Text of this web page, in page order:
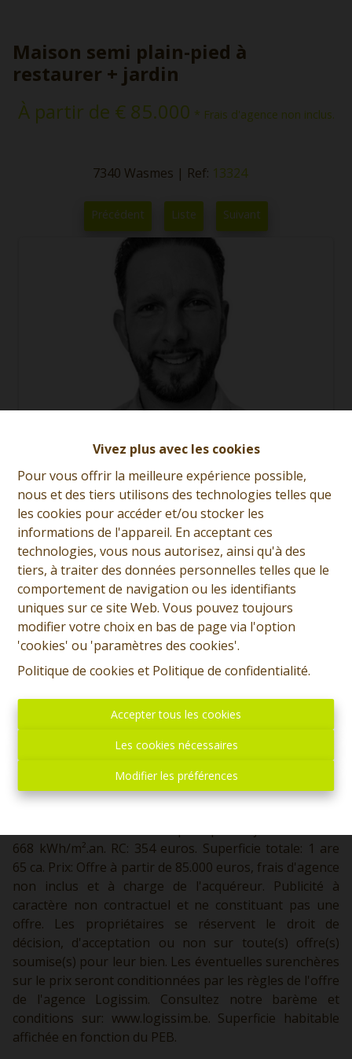
Vivez plus avec les cookies
Pour vous offrir la meilleure expérience possible,
nous et des tiers utilisons des technologies telles que
les cookies pour accéder et/ou stocker les
informations de l'appareil. En acceptant ces
technologies, vous nous autorisez, ainsi qu'à des
tiers, à traiter des données personnelles telles que le
comportement de navigation ou les identifiants
uniques sur ce site Web. Vous pouvez toujours
modifier votre choix en bas de page via l'option
'cookies' ou 'paramètres des cookies'.
Politique de cookies et Politique de confidentialité.
Accepter tous les cookies
Les cookies nécessaires
Modifier les préférences
Maison semi plain-pied à
restaurer + jardin
À partir de € 85.000 * Frais d'agence non inclus.
7340 Wasmes | Ref: 13324
Précédent Liste Suivant
Fabrizio Di Lella
Demande d'informations
+32 (0)65 31 96 96
3 1 160 m²
Prix: Offre à partir de 85.000 euros, frais d'agence non
inclus et à charge de l'acquéreur. Maison pouvant être
aménagée en semi plain-pied avec: En sous-sol: une
cave/chaufferie. Sur l'aile droite, les pièces de vie, living,
cuisine, terrasse, Sur l'aile gauche, les pièces de nuit,
deux chambres, salle de bains, buanderie, WC séparé. A
668 kWh/m².an. RC: 354 euros. Superficie totale: 1 are
65 ca. Prix: Offre à partir de 85.000 euros, frais d'agence
non inclus et à charge de l'acquéreur. Publicité à
caractère non contractuel et ne constituant pas une
offre. Les propriétaires se réservent le droit de
décision, d'acceptation ou non sur toute(s) offre(s)
soumise(s) pour leur bien. Les éventuelles surenchères
sur le prix seront conditionnées par les règles de l'offre
de l'agence Logissim. Consultez notre barème et
conditions sur: www.logissim.be. Superficie habitable
affichée en fonction du PEB.